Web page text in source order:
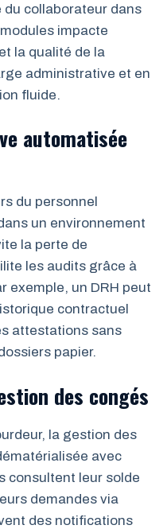
du collaborateur dans
impacte
la qualité de la
administrative et en
fluide.
automatisée
du personnel
un environnement
la perte de
les audits grâce à
exemple, un DRH peut
contractuel
attestations sans
papier.
des congés
la gestion des
avec
consultent leur solde
demandes via
des notifications